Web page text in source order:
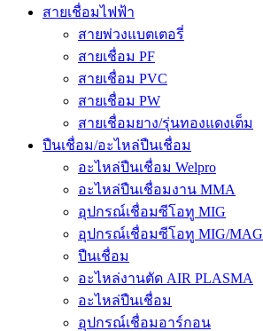
สายเชื่อมไฟฟ้า
สายพ่วงแบตเตอรี่
สายเชื่อม PF
สายเชื่อม PVC
สายเชื่อม PW
สายเชื่อมยาง/รุ่นทองแดงเต็ม
ปืนเชื่อม/อะไหล่ปืนเชื่อม
อะไหล่ปืนเชื่อม Welpro
อะไหล่ปืนเชื่อมงาน MMA
อุปกรณ์เชื่อมซีโอทู MIG
อุปกรณ์เชื่อมซีโอทู MIG/MAG
ปืนเชื่อม
อะไหล่งานตัด AIR PLASMA
อะไหล่ปืนเชื่อม
อุปกรณ์เชื่อมอาร์กอน